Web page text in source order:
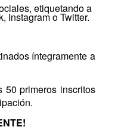
etiquetando a
Instagram o Twitter.
íntegramente a
50 primeros inscritos